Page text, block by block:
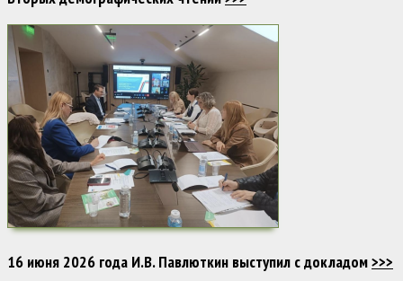
16 июня 2026 года И.В. Павлюткин выступил с докладом>>>